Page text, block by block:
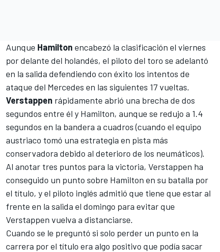
Aunque Hamilton encabezó la clasificación el viernes
por delante del holandés, el piloto del toro se adelantó
en la salida defendiendo con éxito los intentos de
ataque del Mercedes en las siguientes 17 vueltas.
Verstappen rápidamente abrió una brecha de dos
segundos entre él y Hamilton, aunque se redujo a 1.4
segundos en la bandera a cuadros (cuando el equipo
austriaco tomó una estrategia en pista más
conservadora debido al deterioro de los neumáticos).
Al anotar tres puntos para la victoria, Verstappen ha
conseguido un punto sobre Hamilton en su batalla por
el título, y el piloto inglés admitió que tiene que estar al
frente en la salida el domingo para evitar que
Verstappen vuelva a distanciarse.
Cuando se le preguntó si solo perder un punto en la
carrera por el título era algo positivo que podía sacar